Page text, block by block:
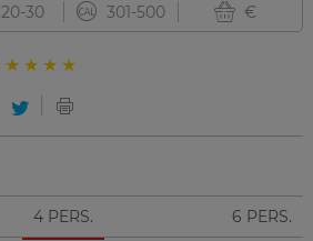
20-30 301-500 €
4 PERS. 6 PERS.